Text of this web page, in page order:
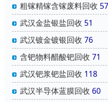
粗镓精镓含镓废料回收 57
武汉金盐银盐回收 51
武汉镀金镀银回收 76
含钯物料醋酸钯回收 71
武汉钯浆钯盐回收 118
武汉半导体蓝膜回收 60